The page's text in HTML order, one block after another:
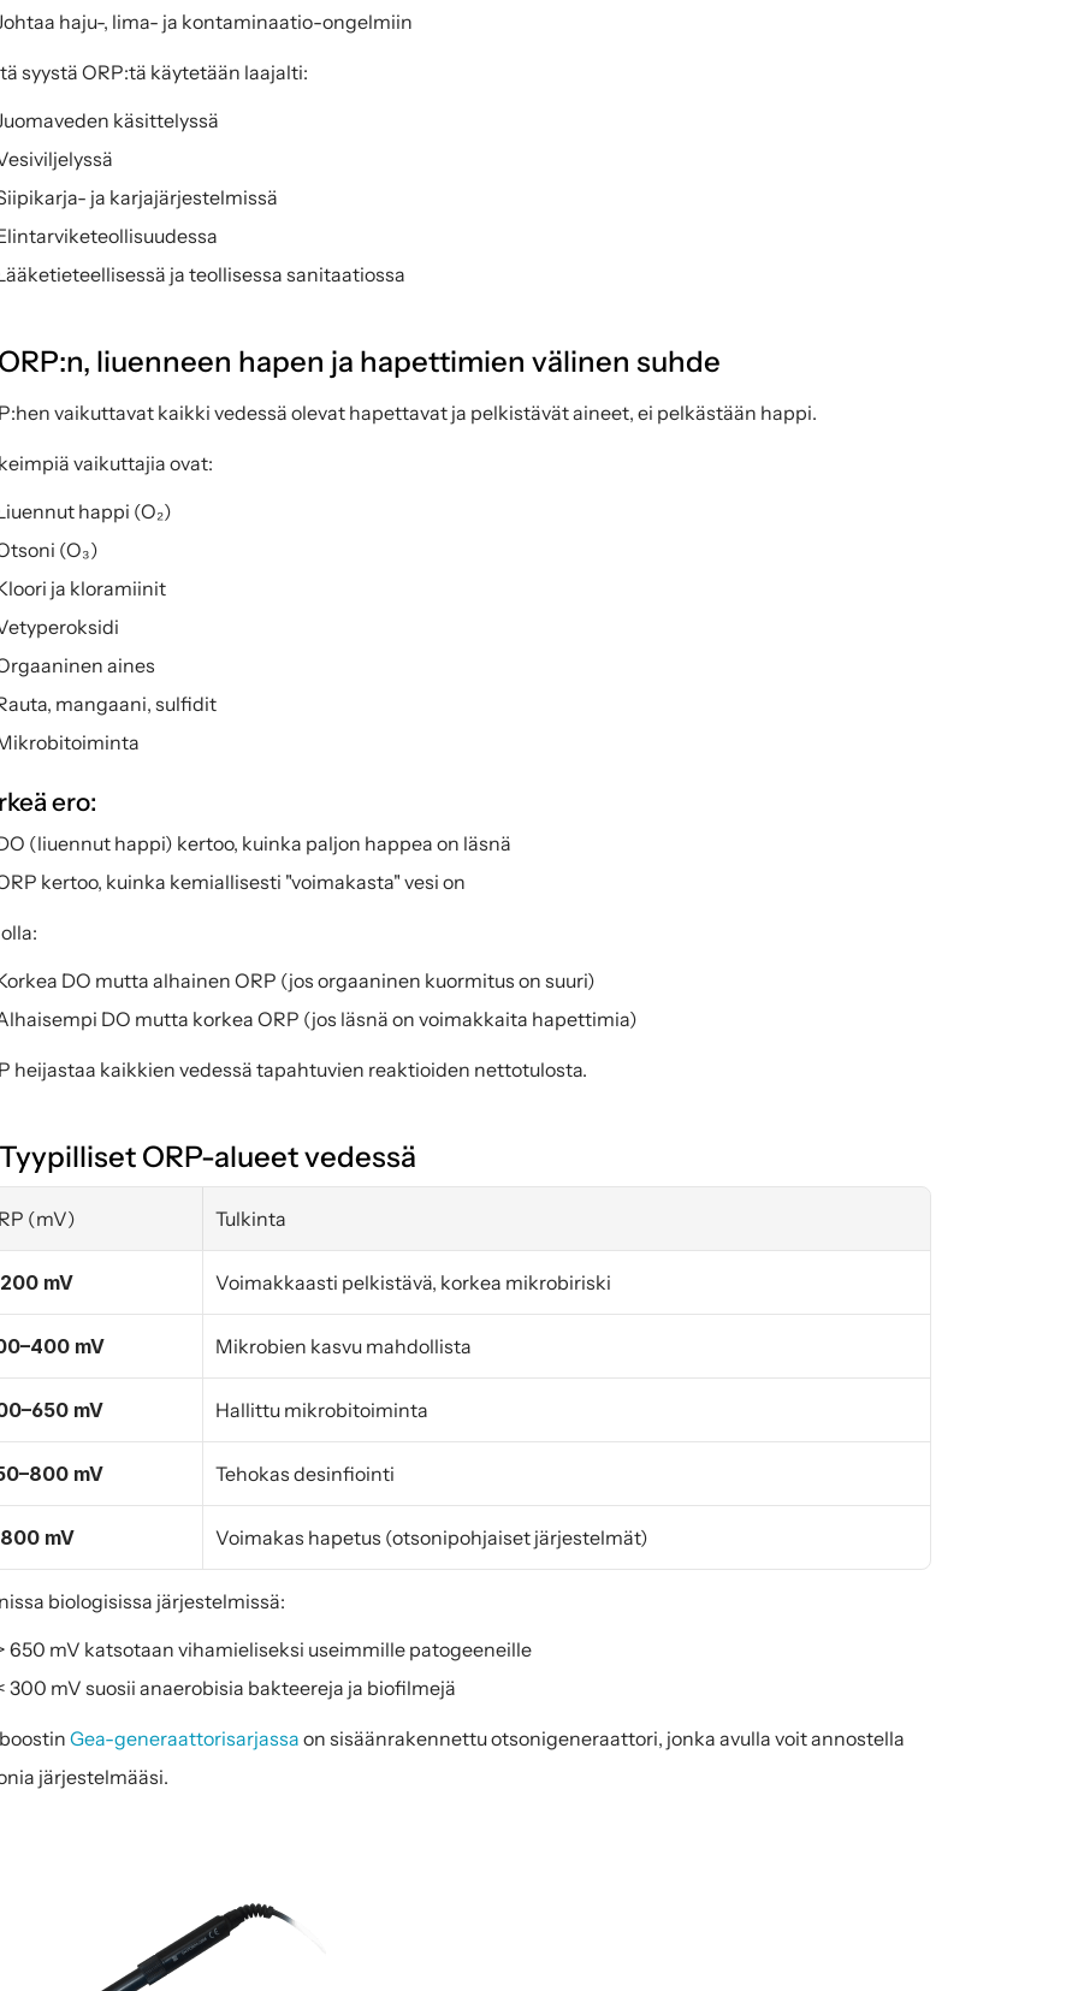
haju-, lima- ja kontaminaatio-ongelmiin
syystä ORP:tä käytetään laajalti:
käsittelyssä
ja karjajärjestelmissä
ja teollisessa sanitaatiossa
liuenneen hapen ja hapettimien välinen suhde
vaikuttavat kaikki vedessä olevat hapettavat ja pelkistävät aineet, ei pelkästään happi.
vaikuttajia ovat:
happi (O₂)
(O₃)
ja kloramiinit
aines
mangaani, sulfidit
ero:
(liuennut happi) kertoo, kuinka paljon happea on läsnä
kertoo, kuinka kemiallisesti "voimakasta" vesi on
DO mutta alhainen ORP (jos orgaaninen kuormitus on suuri)
DO mutta korkea ORP (jos läsnä on voimakkaita hapettimia)
heijastaa kaikkien vedessä tapahtuvien reaktioiden nettotulosta.
ORP-alueet vedessä
(mV) Tulkinta
mV Voimakkaasti pelkistävä, korkea mikrobiriski
mV Mikrobien kasvu mahdollista
mV Hallittu mikrobitoiminta
mV Tehokas desinfiointi
mV Voimakas hapetus (otsonipohjaiset järjestelmät)
biologisissa järjestelmissä:
650 mV katsotaan vihamieliseksi useimmille patogeeneille
300 mV suosii anaerobisia bakteereja ja biofilmejä
Gea-generaattorisarjassa on sisäänrakennettu otsonigeneraattori, jonka avulla voit annostella
järjestelmääsi.